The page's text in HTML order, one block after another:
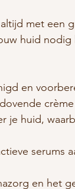
met een
huid
en
je huid,
serums
en het